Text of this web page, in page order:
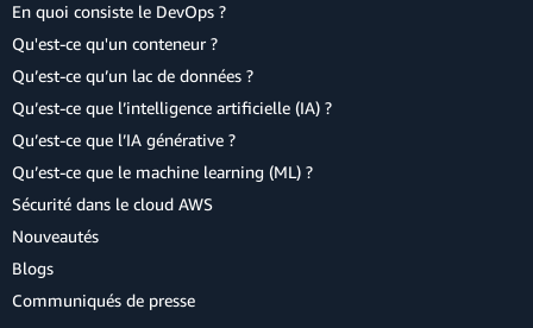
En quoi consiste le DevOps ?
Qu'est-ce qu'un conteneur ?
Qu’est-ce qu’un lac de données ?
Qu’est-ce que l’intelligence artificielle (IA) ?
Qu’est-ce que l’IA générative ?
Qu’est-ce que le machine learning (ML) ?
Sécurité dans le cloud AWS
Nouveautés
Blogs
Communiqués de presse